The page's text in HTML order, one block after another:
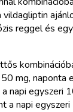
reggel és
mg, naponta
napi egyszeri
a napi